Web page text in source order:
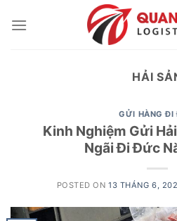
HẢI
GỬI HÀNG ĐI
Kinh Nghiệm Gửi
Ngãi Đi Đức
POSTED ON13 THÁNG 6,